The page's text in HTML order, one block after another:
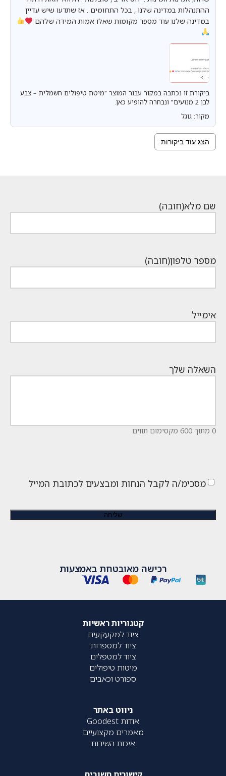
ההתנהלות במדינה שלנו , בכל התחומים . אז שתדעו שיש עדיין
במדינה שלנו עוד מספר מקומות שאלו אמות המידה שלהם
ביקורת זו נכתבה במקור עבור המוצר "מיטת טיפולים חשמלית – צבע
לבן 2 מנועים" ונבחרה להופיע כאן.
מקור: גוגל
הצג עוד ביקורות
שם מלא(חובה)
מספר טלפון(חובה)
אימייל
השאלה שלך
0 מתוך 600 מקסימום תווים
מסכימ/ה לקבל הנחות ומבצעים לכתובת המייל
רכישה מאובטחת באמצעות
קטגוריות ראשיות
ציוד למקעקעים
ציוד למספרות
ציוד למטפלים
מיטות טיפולים
ספורט וכאבים
ניווט באתר
אודות Goodest
מאמרים מקצועיים
איכות השירות